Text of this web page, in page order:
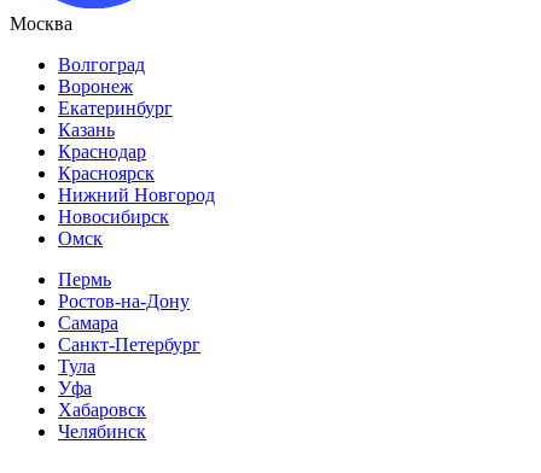
Москва
Волгоград
Воронеж
Екатеринбург
Казань
Краснодар
Красноярск
Нижний Новгород
Новосибирск
Омск
Пермь
Ростов-на-Дону
Самара
Санкт-Петербург
Тула
Уфа
Хабаровск
Челябинск